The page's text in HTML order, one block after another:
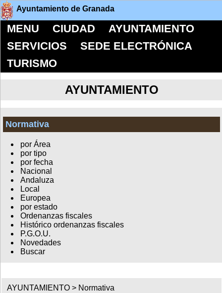
Ayuntamiento de Granada
MENU CIUDAD
AYUNTAMIENTO
SERVICIOS
SEDE ELECTRÓNICA
TURISMO
AYUNTAMIENTO
Normativa
por Área
por tipo
por fecha
Nacional
Andaluza
Local
Europea
por estado
Ordenanzas fiscales
Histórico ordenanzas fiscales
P.G.O.U.
Novedades
Buscar
AYUNTAMIENTO > Normativa